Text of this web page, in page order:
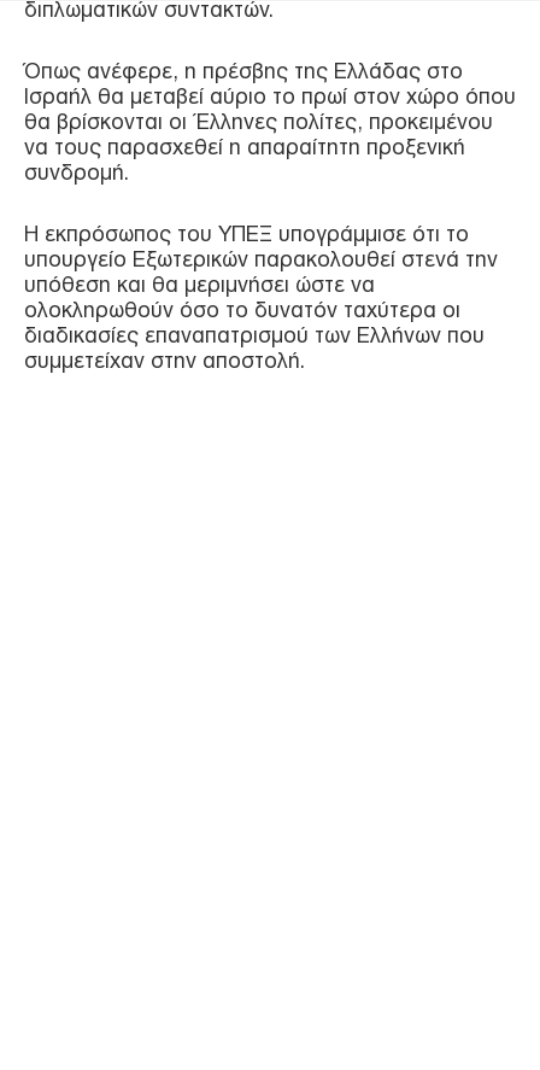
διπλωματικών συντακτών.
Όπως ανέφερε, η πρέσβης της Ελλάδας στο
Ισραήλ θα μεταβεί αύριο το πρωί στον χώρο όπου
θα βρίσκονται οι Έλληνες πολίτες, προκειμένου
να τους παρασχεθεί η απαραίτητη προξενική
συνδρομή.
Η εκπρόσωπος του ΥΠΕΞ υπογράμμισε ότι το
υπουργείο Εξωτερικών παρακολουθεί στενά την
υπόθεση και θα μεριμνήσει ώστε να
ολοκληρωθούν όσο το δυνατόν ταχύτερα οι
διαδικασίες επαναπατρισμού των Ελλήνων που
συμμετείχαν στην αποστολή.